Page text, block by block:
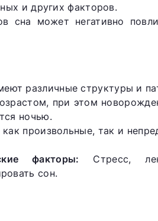
и других факторов.
сна может негативно
различные структуры и
при этом
ночью.
произвольные, так и
факторы: Стресс,
сон.